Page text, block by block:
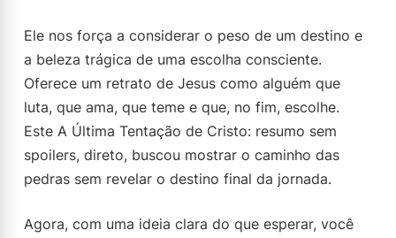
Ele nos força a considerar o peso de um destino e
a beleza trágica de uma escolha consciente.
Oferece um retrato de Jesus como alguém que
luta, que ama, que teme e que, no fim, escolhe.
Este A Última Tentação de Cristo: resumo sem
spoilers, direto, buscou mostrar o caminho das
pedras sem revelar o destino final da jornada.
Agora, com uma ideia clara do que esperar, você